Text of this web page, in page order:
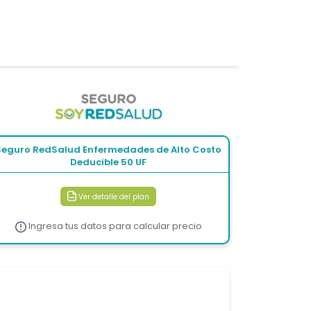
RedSalud Enfermedades de Alto Costo
Deducible 50 UF
Ver detalle del plan
Ingresa tus datos para calcular precio